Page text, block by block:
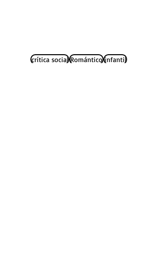
crítica social Romántico infantil